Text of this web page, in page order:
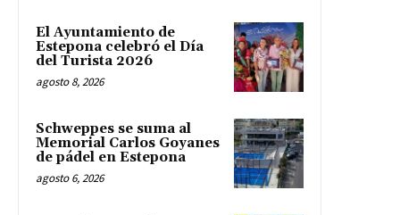
El Ayuntamiento de
Estepona celebró el Día
del Turista 2026
agosto 8, 2026
Schweppes se suma al
Memorial Carlos Goyanes
de pádel en Estepona
agosto 6, 2026